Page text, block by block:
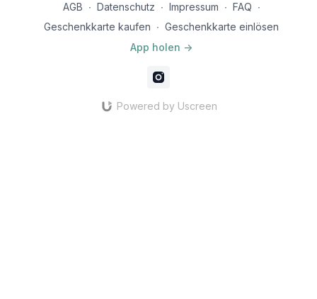
AGB ∙ Datenschutz ∙ Impressum ∙ FAQ ∙
Geschenkkarte kaufen ∙ Geschenkkarte einlösen
App holen ->
Powered by Uscreen